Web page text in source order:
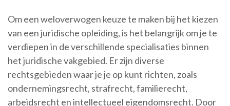
Om een weloverwogen keuze te maken bij het kiezen
van een juridische opleiding, is het belangrijk om je te
verdiepen in de verschillende specialisaties binnen
het juridische vakgebied. Er zijn diverse
rechtsgebieden waar je je op kunt richten, zoals
ondernemingsrecht, strafrecht, familierecht,
arbeidsrecht en intellectueel eigendomsrecht. Door